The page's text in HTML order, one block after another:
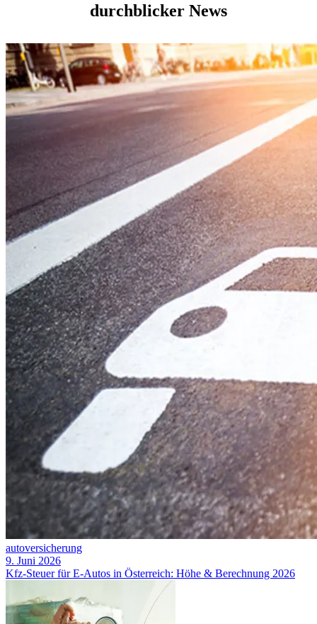
durchblicker News
autoversicherung
9. Juni 2026
Kfz-Steuer für E-Autos in Österreich: Höhe & Berechnung 2026